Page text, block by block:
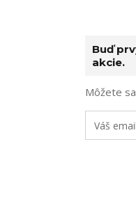
Buď
akcie.
Môžete